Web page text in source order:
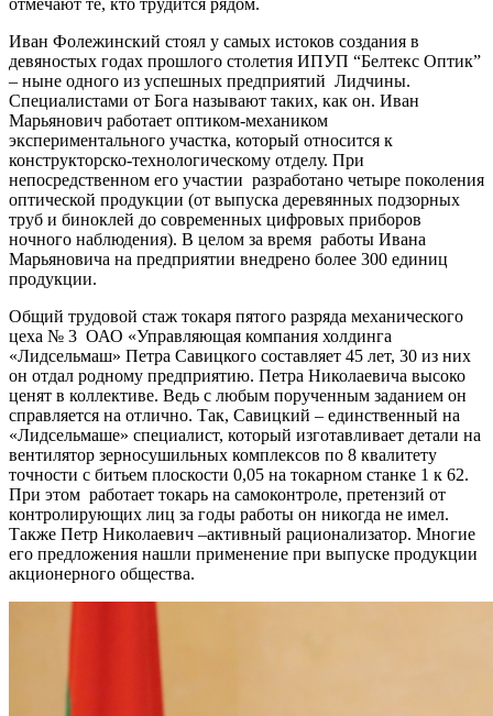
Иван Фолежинский стоял у самых истоков создания в
девяностых годах прошлого столетия ИПУП “Белтекс Оптик”
– ныне одного из успешных предприятий Лидчины.
Специалистами от Бога называют таких, как он. Иван
Марьянович работает оптиком-механиком
экспериментального участка, который относится к
конструкторско-технологическому отделу. При
непосредственном его участии разработано четыре поколения
оптической продукции (от выпуска деревянных подзорных
труб и биноклей до современных цифровых приборов
ночного наблюдения). В целом за время работы Ивана
Марьяновича на предприятии внедрено более 300 единиц
продукции.
Общий трудовой стаж токаря пятого разряда механического
цеха № 3 ОАО «Управляющая компания холдинга
«Лидсельмаш» Петра Савицкого составляет 45 лет, 30 из них
он отдал родному предприятию. Петра Николаевича высоко
ценят в коллективе. Ведь с любым порученным заданием он
справляется на отлично. Так, Савицкий – единственный на
«Лидсельмаше» специалист, который изготавливает детали на
вентилятор зерносушильных комплексов по 8 квалитету
точности с битьем плоскости 0,05 на токарном станке 1 к 62.
При этом работает токарь на самоконтроле, претензий от
контролирующих лиц за годы работы он никогда не имел.
Также Петр Николаевич –активный рационализатор. Многие
его предложения нашли применение при выпуске продукции
акционерного общества.